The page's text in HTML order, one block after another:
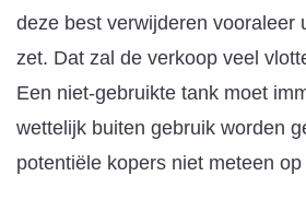
deze best verwijderen vooraleer
zet. Dat zal de verkoop veel
Een niet-gebruikte tank moet
wettelijk buiten gebruik worden
potentiële kopers niet meteen